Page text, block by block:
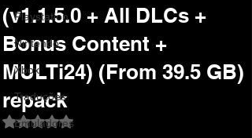
Playstation
Nintendo
Xbox
Traduções
Emuladores
(v1.1.5.0 + All DLCs +
Bonus Content +
MULTi24) (From 39.5 GB)
repack
Avaliado com NaN de 5 estrelas.